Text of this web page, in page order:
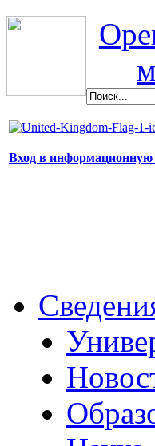
Вход в информационную